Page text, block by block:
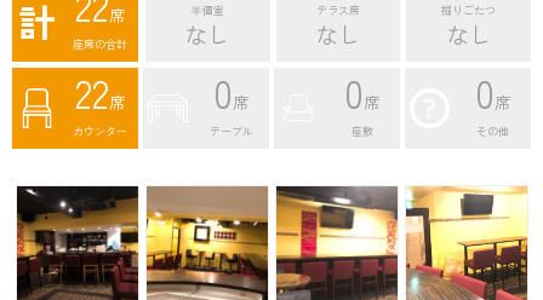
計 席
座席の合計
半個室
なし
テラス席
なし
掘りごたつ
なし
22席
カウンター
0席
テーブル
0席
座敷
0席
その他